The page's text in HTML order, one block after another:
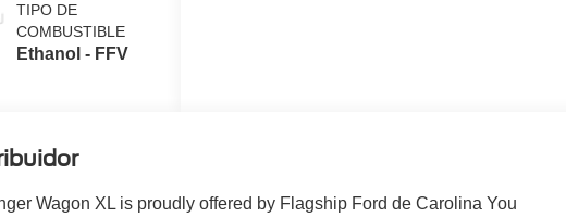
TIPO DE
COMBUSTIBLE
Ethanol - FFV
Wagon XL is proudly offered by Flagship Ford de Carolina You